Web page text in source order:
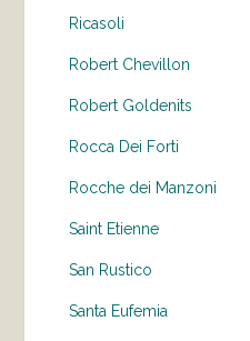
Ricasoli
Robert Chevillon
Robert Goldenits
Rocca Dei Forti
Rocche dei Manzoni
Saint Etienne
San Rustico
Santa Eufemia